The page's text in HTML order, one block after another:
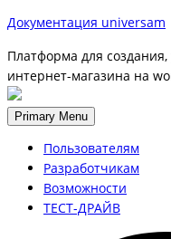
Документация universam
Платформа для
интернет-магазина на
Primary Menu
Пользователям
Разработчикам
Возможности
ТЕСТ-ДРАЙВ